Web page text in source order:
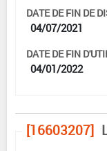
DATE DE FIN DE
04/07/2021
DATE DE FIN
04/01/2022
[16603207]